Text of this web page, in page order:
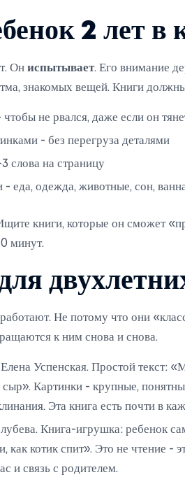
2 лет в
Он испытывает. Его внимание
знакомых вещей. Книги
не рвался, даже если он
- без перегруза деталями
слова на страницу
еда, одежда, животные, сон,
книги, которые он сможет
минут.
Не потому что они
к ним снова и снова.
Успенская. Простой текст:
Картинки - крупные,
Эта книга есть почти в
Книга-игрушка: ребенок
котик спит». Это не чтение -
и связь с родителем.